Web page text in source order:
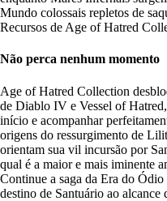
Mundo colossais repletos de
Recursos de Age of Hatred
Não perca nenhum momento
Age of Hatred Collection
de Diablo IV e Vessel of
início e acompanhar
origens do ressurgimento de
orientam sua vil incursão por
qual é a maior e mais iminente
Continue a saga da Era do
destino de Santuário ao